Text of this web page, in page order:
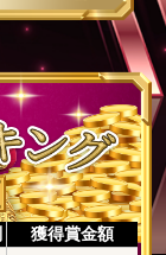
獲得賞金額